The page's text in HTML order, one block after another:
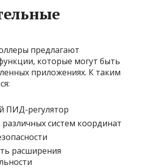
предлагают
которые могут быть
приложениях. К таким
ПИД-регулятор
систем координат
расширения